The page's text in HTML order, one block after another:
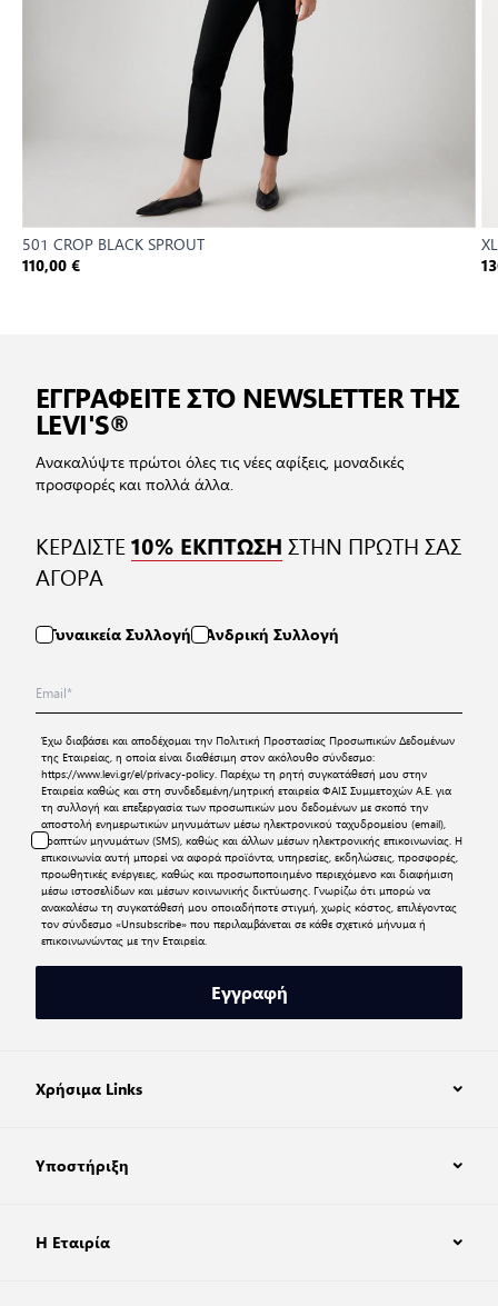
501 CROP BLACK SPROUT
110,00 €
ΕΓΓΡΑΦΕΙΤΕ ΣΤΟ NEWSLETTER ΤΗΣ
LEVI'S®
Ανακαλύψτε πρώτοι όλες τις νέες αφίξεις, μοναδικές
προσφορές και πολλά άλλα.
ΚΕΡΔΙΣΤΕ10% ΕΚΠΤΩΣΗ ΣΤΗΝ ΠΡΩΤΗ ΣΑΣ
ΑΓΟΡΑ
Γυναικεία Συλλογή Ανδρική Συλλογή
Έχω διαβάσει και αποδέχομαι την Πολιτική Προστασίας Προσωπικών Δεδομένων
της Εταιρείας, η οποία είναι διαθέσιμη στον ακόλουθο σύνδεσμο:
https://www.levi.gr/el/privacy-policy. Παρέχω τη ρητή συγκατάθεσή μου στην
Εταιρεία καθώς και στη συνδεδεμένη/μητρική εταιρεία ΦΑΙΣ Συμμετοχών Α.Ε. για
τη συλλογή και επεξεργασία των προσωπικών μου δεδομένων με σκοπό την
αποστολή ενημερωτικών μηνυμάτων μέσω ηλεκτρονικού ταχυδρομείου (email),
γραπτών μηνυμάτων (SMS), καθώς και άλλων μέσων ηλεκτρονικής επικοινωνίας. Η
επικοινωνία αυτή μπορεί να αφορά προϊόντα, υπηρεσίες, εκδηλώσεις, προσφορές,
προωθητικές ενέργειες, καθώς και προσωποποιημένο περιεχόμενο και διαφήμιση
μέσω ιστοσελίδων και μέσων κοινωνικής δικτύωσης. Γνωρίζω ότι μπορώ να
ανακαλέσω τη συγκατάθεσή μου οποιαδήποτε στιγμή, χωρίς κόστος, επιλέγοντας
τον σύνδεσμο «Unsubscribe» που περιλαμβάνεται σε κάθε σχετικό μήνυμα ή
επικοινωνώντας με την Εταιρεία.
Εγγραφή
Χρήσιμα Links
Υποστήριξη
Η Εταιρία